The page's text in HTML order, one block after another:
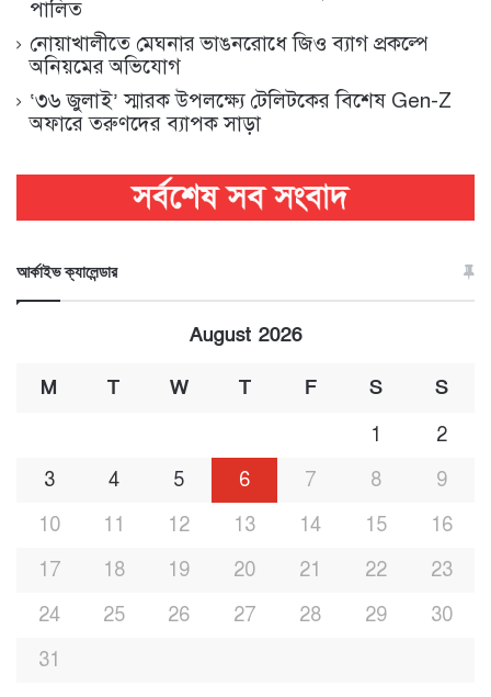
পালিত
নোয়াখালীতে মেঘনার ভাঙনরোধে জিও ব্যাগ প্রকল্পে
অনিয়মের অভিযোগ
‘৩৬ জুলাই’ স্মারক উপলক্ষ্যে টেলিটকের বিশেষ Gen-Z
অফারে তরুণদের ব্যাপক সাড়া
আর্কাইভ ক্যালেন্ডার
August 2026
M T W T F S S
1
2
3
4 5 6 7 8
9
10
11 12 13 14 15
16
17
18 19 20 21 22
23
24
25 26 27 28 29
30
31